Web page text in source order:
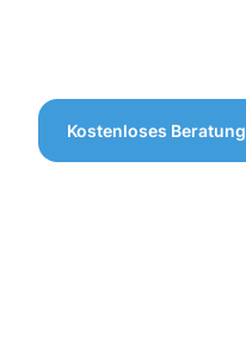
Kostenloses Beratung